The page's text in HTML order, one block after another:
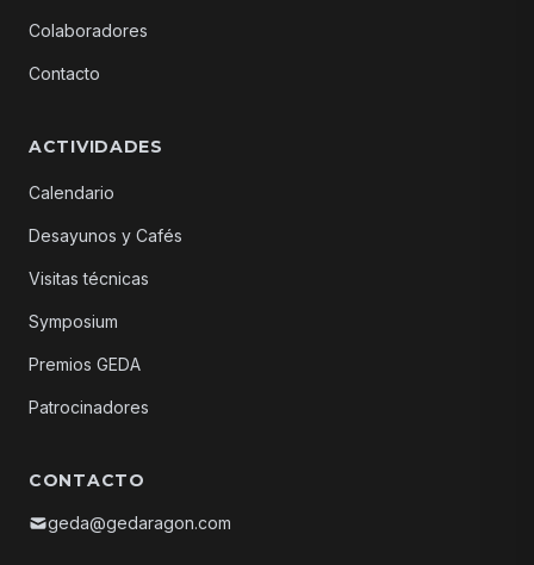
Colaboradores
Contacto
ACTIVIDADES
Calendario
Desayunos y Cafés
Visitas técnicas
Symposium
Premios GEDA
Patrocinadores
CONTACTO
geda@gedaragon.com